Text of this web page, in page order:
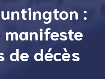
:
manifeste
de décès